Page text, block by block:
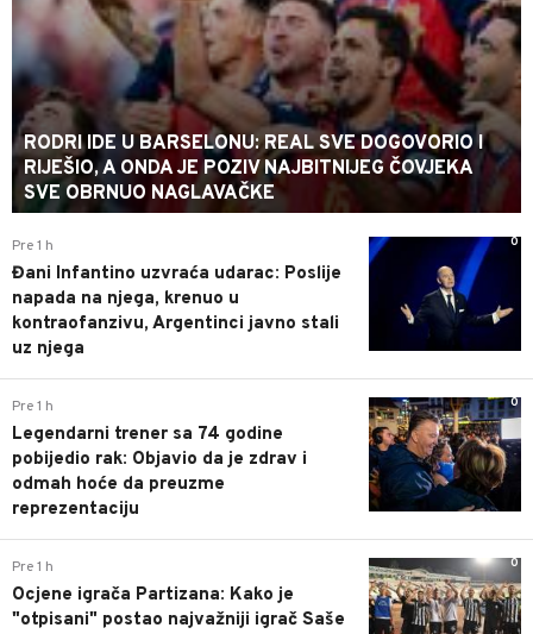
RODRI IDE U BARSELONU: REAL SVE DOGOVORIO I
RIJEŠIO, A ONDA JE POZIV NAJBITNIJEG ČOVJEKA
SVE OBRNUO NAGLAVAČKE
0
Pre 1 h
Đani Infantino uzvraća udarac: Poslije
napada na njega, krenuo u
kontraofanzivu, Argentinci javno stali
uz njega
0
Pre 1 h
Legendarni trener sa 74 godine
pobijedio rak: Objavio da je zdrav i
odmah hoće da preuzme
reprezentaciju
0
Pre 1 h
Ocjene igrača Partizana: Kako je
"otpisani" postao najvažniji igrač Saše